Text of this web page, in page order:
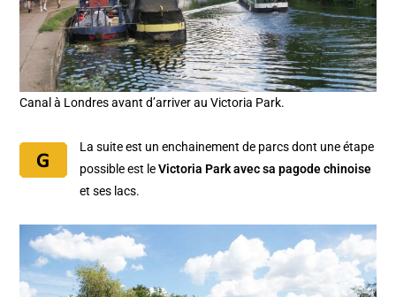
Canal à Londres avant d’arriver au Victoria Park.
La suite est un enchainement de parcs dont une étape
possible est leVictoria Park avec sa pagode chinoise
et ses lacs.